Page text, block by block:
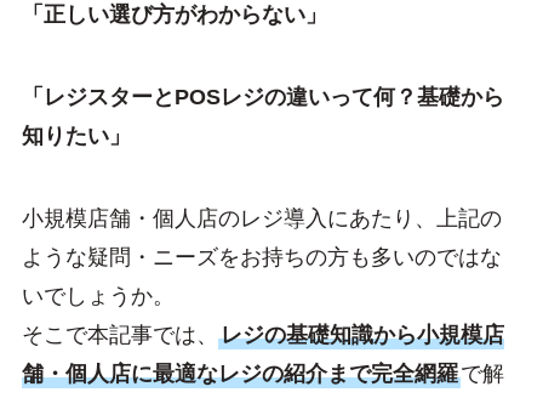
「正しい選び方がわからない」
「レジスターとPOSレジの違いって何？基礎から
知りたい」
小規模店舗・個人店のレジ導入にあたり、上記の
ような疑問・ニーズをお持ちの方も多いのではな
いでしょうか。
そこで本記事では、 レジの基礎知識から小規模店
舗・個人店に最適なレジの紹介まで完全網羅で解